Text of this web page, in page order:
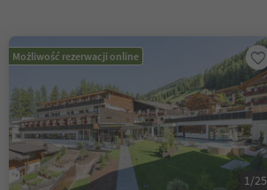
Możliwość rezerwacji online
1/25